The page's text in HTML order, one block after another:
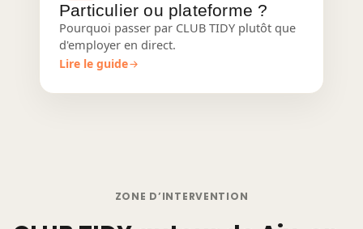
Particulier ou plateforme ?
Pourquoi passer par CLUB TIDY plutôt que
d'employer en direct.
Lire le guide
ZONE D’INTERVENTION